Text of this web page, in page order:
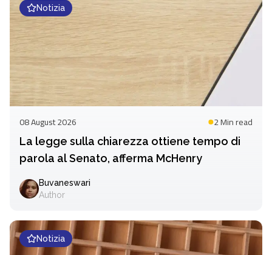
Notizia
08 August 2026 2 Minread
La legge sulla chiarezza ottiene tempo di
parola al Senato, afferma McHenry
Buvaneswari
Author
Notizia